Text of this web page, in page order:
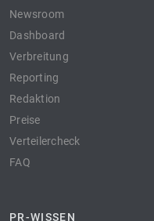
Newsroom
Dashboard
Verbreitung
Reporting
Redaktion
Preise
Verteilercheck
FAQ
PR-WISSEN